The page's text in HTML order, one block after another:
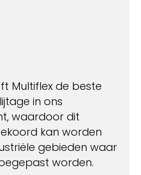
Multiflex de beste
in ons
waardoor dit
kan worden
gebieden waar
worden.